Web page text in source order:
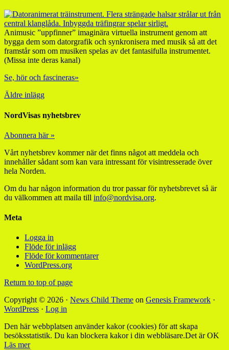
Animusic ”uppfinner” imaginära virtuella instrument genom att
bygga dem som datorgrafik och synkronisera med musik så att det
framstår som om musiken spelas av det fantasifulla instrumentet.
(Missa inte deras kanal)
Se, hör och fascineras»
Äldre inlägg
NordVisas nyhetsbrev
Abonnera här »
Vårt nyhetsbrev kommer när det finns något att meddela och
innehåller sådant som kan vara intressant för visintresserade över
hela Norden.
Om du har någon information du tror passar för nyhetsbrevet så är
du välkommen att maila till info@nordvisa.org.
Meta
Logga in
Flöde för inlägg
Flöde för kommentarer
WordPress.org
Return to top of page
Copyright © 2026 · News Child Theme on Genesis Framework ·
WordPress · Log in
Den här webbplatsen använder kakor (cookies) för att skapa
besöksstatistik. Du kan blockera kakor i din webbläsare.Det är OK
Läs mer